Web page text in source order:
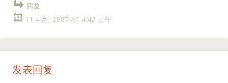
回复
11 4 月, 2007 AT 4:42 上午
发表回复